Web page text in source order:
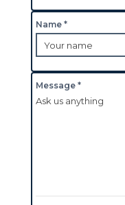
Name *
Message *